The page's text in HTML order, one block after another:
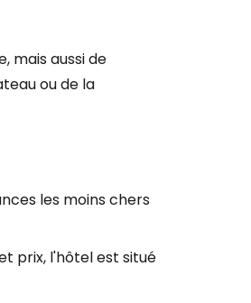
mais aussi de
ou de la
les moins chers
prix, l'hôtel est situé